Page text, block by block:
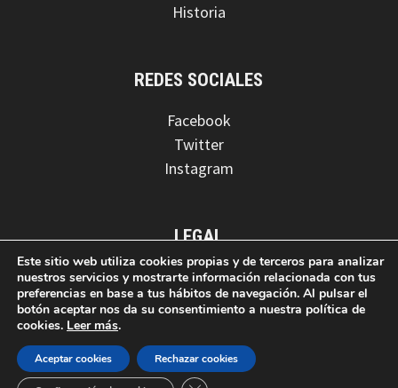
Historia
REDES SOCIALES
Facebook
Twitter
Instagram
LEGAL
Aviso legal
Política de privacidad
Este sitio web utiliza cookies propias y de terceros para analizar
nuestros servicios y mostrarte información relacionada con tus
preferencias en base a tus hábitos de navegación. Al pulsar el
botón aceptar nos da su consentimiento a nuestra política de
cookies. Leer más.
Aceptar cookies Rechazar cookies